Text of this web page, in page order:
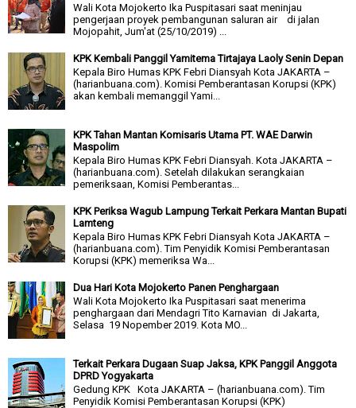
Wali Kota Mojokerto Ika Puspitasari saat meninjau
pengerjaan proyek pembangunan saluran air di jalan
Mojopahit, Jum'at (25/10/2019) ...
KPK Kembali Panggil Yamitema Tirtajaya Laoly Senin Depan
Kepala Biro Humas KPK Febri Diansyah Kota JAKARTA –
(harianbuana.com). Komisi Pemberantasan Korupsi (KPK)
akan kembali memanggil Yami...
KPK Tahan Mantan Komisaris Utama PT. WAE Darwin
Maspolim
Kepala Biro Humas KPK Febri Diansyah. Kota JAKARTA –
(harianbuana.com). Setelah dilakukan serangkaian
pemeriksaan, Komisi Pemberantas...
KPK Periksa Wagub Lampung Terkait Perkara Mantan Bupati
Lamteng
Kepala Biro Humas KPK Febri Diansyah Kota JAKARTA –
(harianbuana.com). Tim Penyidik Komisi Pemberantasan
Korupsi (KPK) memeriksa Wa...
Dua Hari Kota Mojokerto Panen Penghargaan
Wali Kota Mojokerto Ika Puspitasari saat menerima
penghargaan dari Mendagri Tito Karnavian di Jakarta,
Selasa 19 Nopember 2019. Kota MO...
Terkait Perkara Dugaan Suap Jaksa, KPK Panggil Anggota
DPRD Yogyakarta
Gedung KPK Kota JAKARTA – (harianbuana.com). Tim
Penyidik Komisi Pemberantasan Korupsi (KPK)